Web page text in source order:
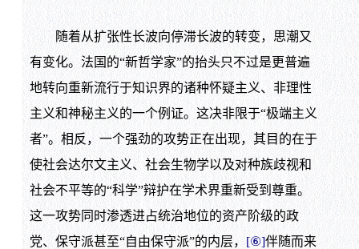
随着从扩张性长波向停滞长波的转变，思潮又
有变化。法国的“新哲学家”的抬头只不过是更普遍
地转向重新流行于知识界的诸种怀疑主义、非理性
主义和神秘主义的一个例证。这决非限于“极端主义
者”。相反，一个强劲的攻势正在出现，其目的在于
使社会达尔文主义、社会生物学以及对种族歧视和
社会不平等的“科学”辩护在学术界重新受到尊重。
这一攻势同时渗透进占统治地位的资产阶级的政
党、保守派甚至“自由保守派”的内层， [⑥]伴随而来